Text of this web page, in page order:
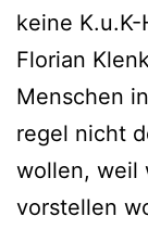
keine
Florian
Menschen
regel nicht
wollen, weil
vorstellen